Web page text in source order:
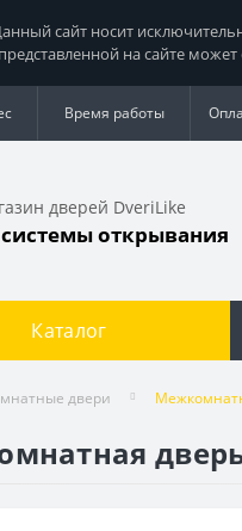
сайт носит
на сайте
Время работы
открывания
Каталог
двери